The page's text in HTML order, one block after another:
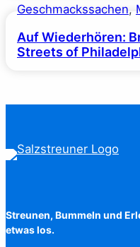
Geschmackssachen,
Auf Wiederhören:
Streets of
Streunen, Bummeln und
etwas los.